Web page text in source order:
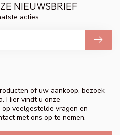
of uw aankoop, bezoek
Hier vindt u onze
veelgestelde vragen en
met ons op te nemen.
NIEUWSBRIEF
acties